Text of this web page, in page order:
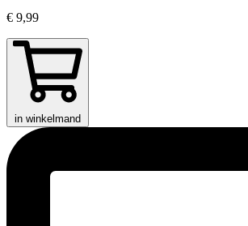
€ 9,99
in winkelmand